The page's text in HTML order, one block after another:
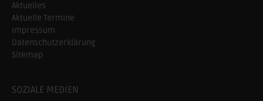
Aktuelles
Aktuelle Termine
Impressum
Datenschutzerklärung
Sitemap
SOZIALE MEDIEN